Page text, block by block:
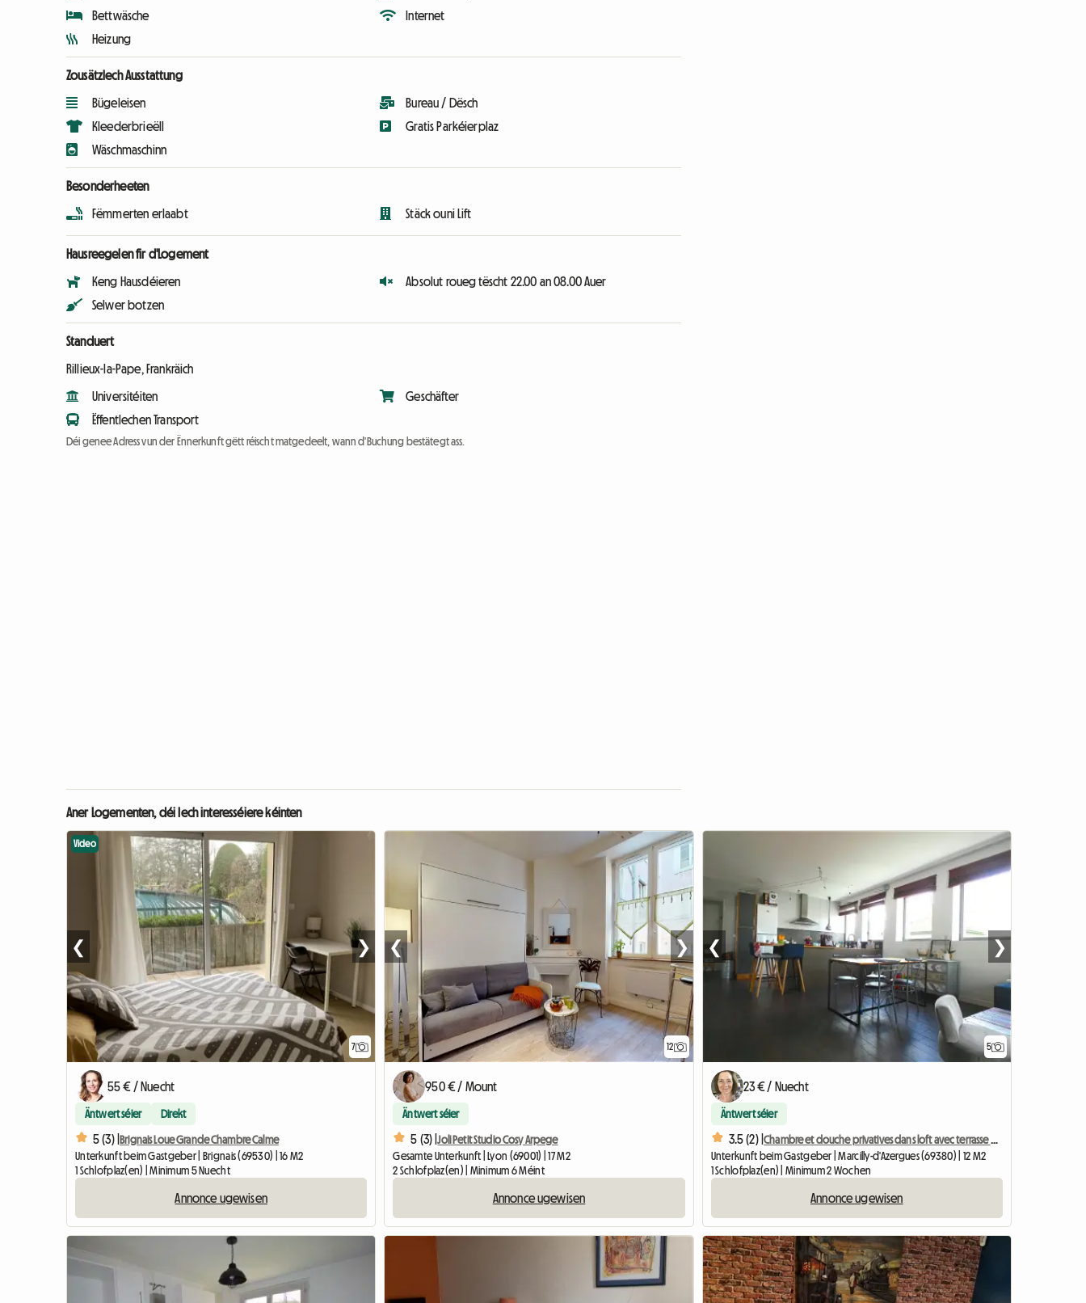
Bettwäsche
Heizung
Internet
Zousätzlech Ausstattung
Bügeleisen
Kleederbrieëll
Wäschmaschinn
Bureau / Dësch
Gratis Parkéierplaz
Besonderheeten
Fëmmerten erlaabt Stäck ouni Lift
Hausreegelen fir d'Logement
Keng Hausdéieren
Selwer botzen
Absolut roueg tëscht 22.00 an 08.00 Auer
Standuert
Rillieux-la-Pape, Frankräich
Universitéiten
Ëffentlechen Transport
Geschäfter
Déi genee Adress vun der Ënnerkunft gëtt réischt matgedeelt, wann d'Buchung bestätegt ass.
Aner Logementen, déi Iech interesséiere kéinten
7
Video
❮ ❯
55 € / Nuecht
Äntwert séier Direkt
5 (3) |Brignais Loue Grande Chambre Calme
Unterkunft beim Gastgeber | Brignais (69530) | 16 M2
1 Schlofplaz(en) | Minimum 5 Nuecht
Annonce ugewisen
12
❮ ❯
950 € / Mount
Äntwert séier
5 (3) |Joli Petit Studio Cosy Arpege
Gesamte Unterkunft | Lyon (69001) | 17 M2
2 Schlofplaz(en) | Minimum 6 Méint
Annonce ugewisen
5
❮ ❯
23 € / Nuecht
Äntwert séier
3.5 (2) |
Chambre et douche privatives dans loft avec terrasse 40 m2
Unterkunft beim Gastgeber | Marcilly-d'Azergues (69380) | 12 M2
1 Schlofplaz(en) | Minimum 2 Wochen
Annonce ugewisen